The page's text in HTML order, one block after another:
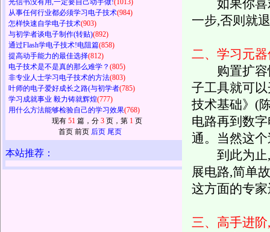
光信书没有用,一定要自己动手做!(1013)
从事任何行业都必须学习电子技术(984)
怎样快速自学电子技术(903)
与初学者谈电子制作(转贴)(892)
通过Flash学电子技术!电阻篇(858)
提高动手能力的最佳选择(812)
电子技术是不是真的那么难学？ (805)
非专业人士学习电子技术的方法(803)
叶师的电子爱好成长之路(与初学者(785)
学习成就事业 毅力铸就辉煌(777)
用什么方法能够检验自己的学习效果(768)
现有 51 篇，分 3 页，第 1 页
首页 前页 后页 尾页
本站推荐：
如果你喜欢
一步,否则就
二、学习元
购置扩容性
子工具就可
技术基础》(
电路再到数
通。当然这
到此为止,
展电路,简单
这方面的专
三、高手进